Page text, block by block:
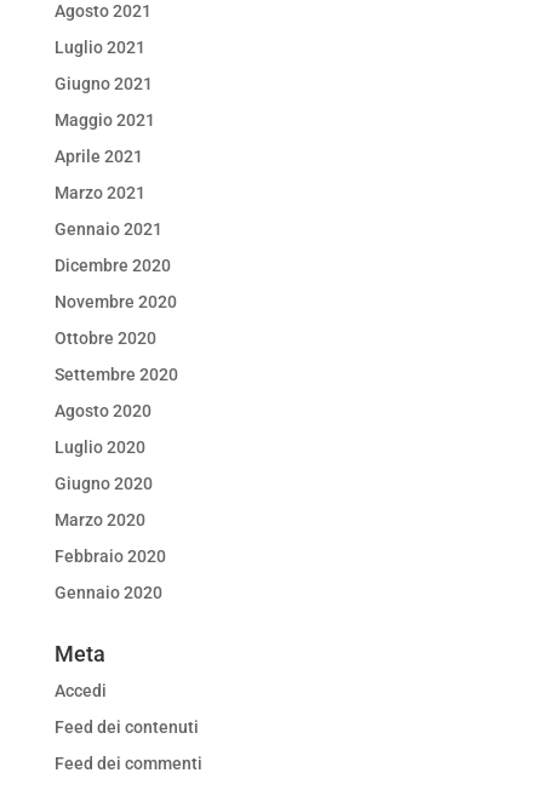
Agosto 2021
Luglio 2021
Giugno 2021
Maggio 2021
Aprile 2021
Marzo 2021
Gennaio 2021
Dicembre 2020
Novembre 2020
Ottobre 2020
Settembre 2020
Agosto 2020
Luglio 2020
Giugno 2020
Marzo 2020
Febbraio 2020
Gennaio 2020
Meta
Accedi
Feed dei contenuti
Feed dei commenti